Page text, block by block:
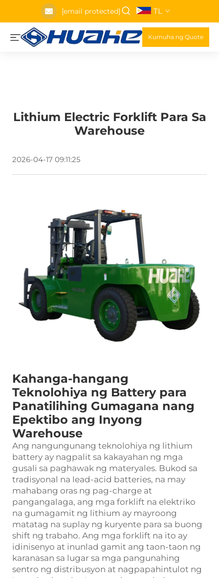
[email protected] TL
Kumuha ng Quote
Lithium Electric Forklift Para Sa
Warehouse
2026-04-17 09:11:25
Kahanga-hangang
Teknolohiya ng Battery para
Panatilihing Gumagana nang
Epektibo ang Inyong
Warehouse
Ang nangungunang teknolohiya ng lithium
battery ay nagpalit sa kakayahan ng mga
gusali sa paghawak ng materyales. Bukod sa
tradisyonal na lead-acid batteries, na may
mahabang oras ng pag-charge at
pangangalaga, ang mga forklift na elektriko
na gumagamit ng lithium ay mayroong
matatag na suplay ng kuryente para sa buong
shift ng trabaho. Ang mga forklift na ito ay
idinisenyo at inunlad gamit ang taon-taon ng
karanasan sa lugar sa mga pangunahing
sentro ng distribusyon at nagpapahintulot ng